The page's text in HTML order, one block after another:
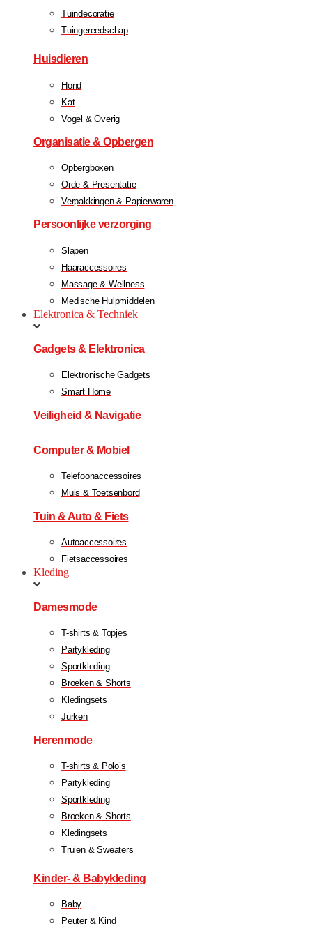
Tuindecoratie
Tuingereedschap
Huisdieren
Hond
Kat
Vogel & Overig
Organisatie & Opbergen
Opbergboxen
Orde & Presentatie
Verpakkingen & Papierwaren
Persoonlijke verzorging
Slapen
Haaraccessoires
Massage & Wellness
Medische Hulpmiddelen
Elektronica & Techniek
Gadgets & Elektronica
Elektronische Gadgets
Smart Home
Veiligheid & Navigatie
Computer & Mobiel
Telefoonaccessoires
Muis & Toetsenbord
Tuin & Auto & Fiets
Autoaccessoires
Fietsaccessoires
Kleding
Damesmode
T-shirts & Topjes
Partykleding
Sportkleding
Broeken & Shorts
Kledingsets
Jurken
Herenmode
T-shirts & Polo’s
Partykleding
Sportkleding
Broeken & Shorts
Kledingsets
Truien & Sweaters
Kinder- & Babykleding
Baby
Peuter & Kind